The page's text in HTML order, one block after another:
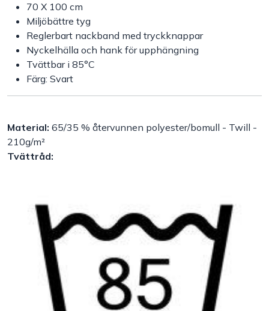
Plåtbyte
Monin
Handla efter bransch
Outlet
Kundtjänst
70 X 100 cm
Miljöbättre tyg
Reglerbart nackband med tryckknappar
Nyckelhälla och hank för upphängning
Tvättbar i 85°C
Färg: Svart
Material: 65/35 % återvunnen polyester/bomull - Twill -
210g/m²
Tvättråd: